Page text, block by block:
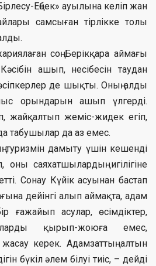
Еңбек» ауылына келіп жан
самсыған тірлікке толы
соң Берікқара аймағы
ашып, несібесін таудан
де шықты. Оның алды
орындарын ашып үлгерді.
жайқалтып жеміс-жидек егіп,
табушылар да аз емес.
туризмін дамыту үшін кешенді
оны саяхатшылардың игілігіне
Сонау Күйік асуынан бастап
дейінгі алып аймақта, адам
ғажайып асулар, өсімдіктер,
қырып-жоюға емес,
керек. Адамзаттың алтын
бүкіл әлем білуі тиіс, – дейді